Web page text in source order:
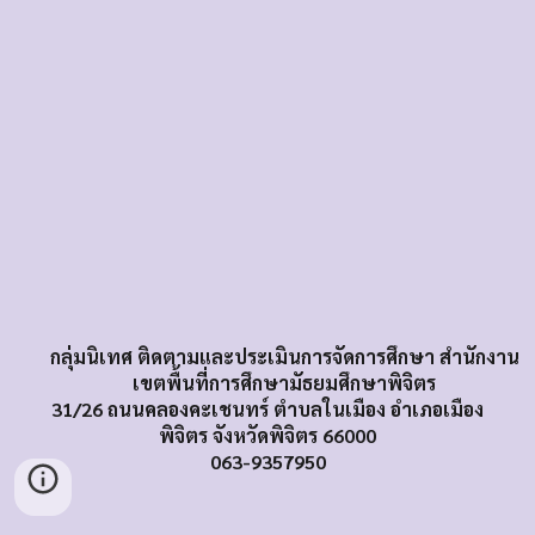
กลุ่มนิเทศ ติดตามและประเมินการจัดการศึกษา สำนักงาน
เขตพื้นที่การศึกษามัธยมศึกษาพิจิตร
31/26 ถนนคลองคะเชนทร์ ตำบลในเมือง อำเภอเมือง
พิจิตร จังหวัดพิจิตร 66000
063-9357950